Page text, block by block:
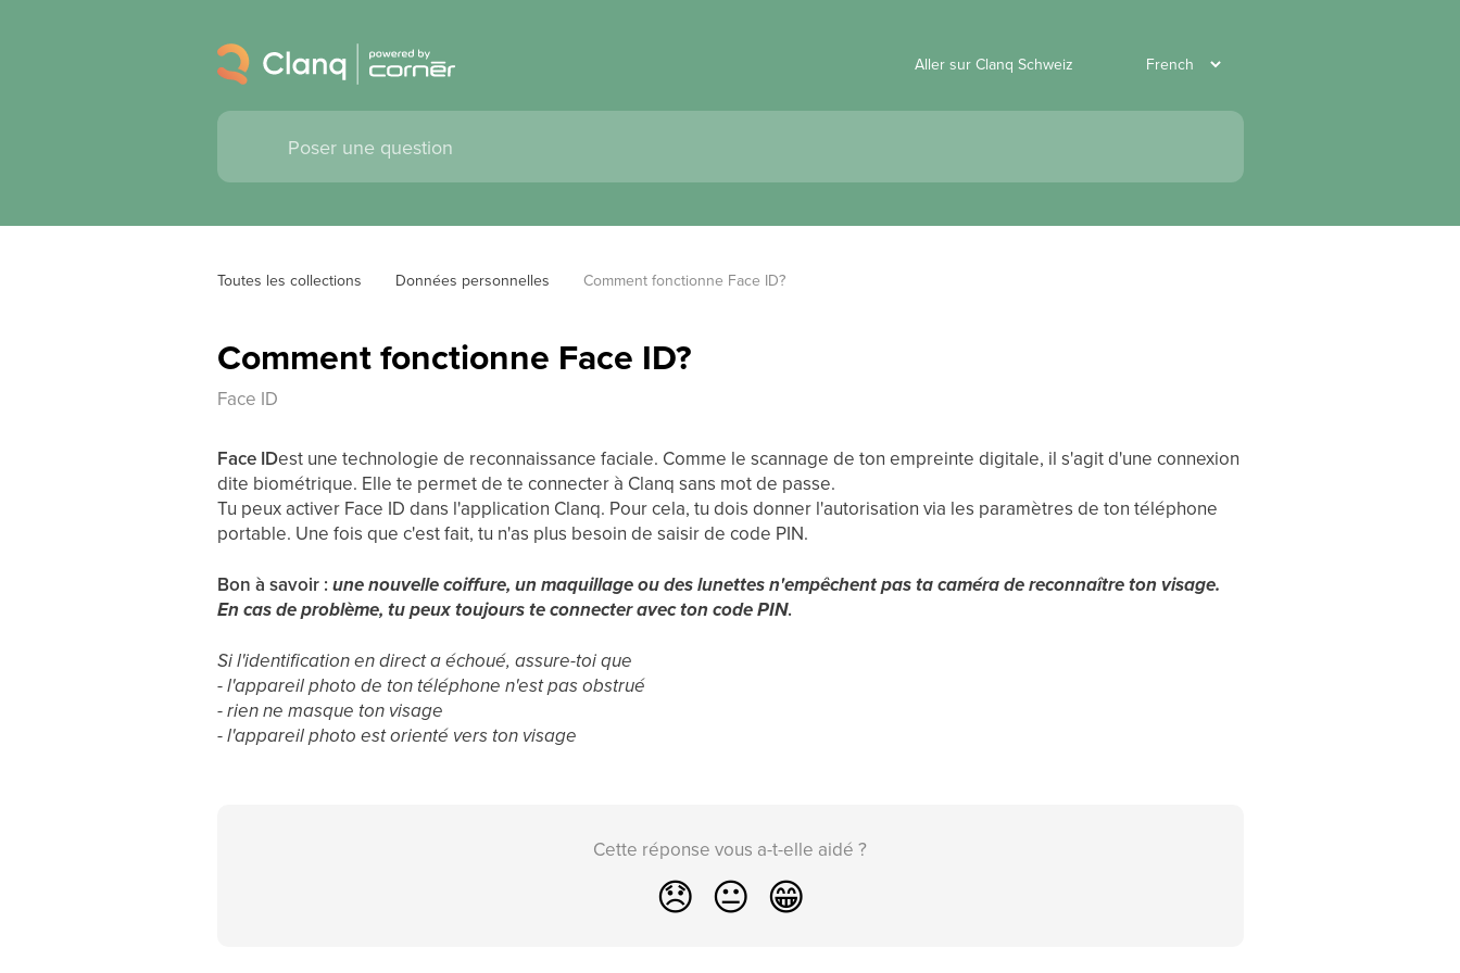
Aller sur Clanq Schweiz
Toutes les collections Données personnelles Comment fonctionne Face ID?
Comment fonctionne Face ID?
Face ID
Face IDest une technologie de reconnaissance faciale. Comme le scannage de ton empreinte digitale, il s'agit d'une connexion
dite biométrique. Elle te permet de te connecter à Clanq sans mot de passe.
Tu peux activer Face ID dans l'application Clanq. Pour cela, tu dois donner l'autorisation via les paramètres de ton téléphone
portable. Une fois que c'est fait, tu n'as plus besoin de saisir de code PIN.
Bon à savoir : une nouvelle coiffure, un maquillage ou des lunettes n'empêchent pas ta caméra de reconnaître ton visage.
En cas de problème, tu peux toujours te connecter avec ton code PIN.
Si l'identification en direct a échoué, assure-toi que
- l'appareil photo de ton téléphone n'est pas obstrué
- rien ne masque ton visage
- l'appareil photo est orienté vers ton visage
Cette réponse vous a-t-elle aidé ?
😞 😐 😁